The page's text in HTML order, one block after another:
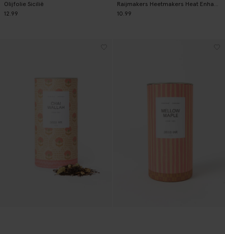
Olijfolie Sicilië
12.99
Raijmakers Heetmakers Heat Enhancer hot sauce
10.99